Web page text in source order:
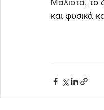
Μάλιστα, το
και φυσικά